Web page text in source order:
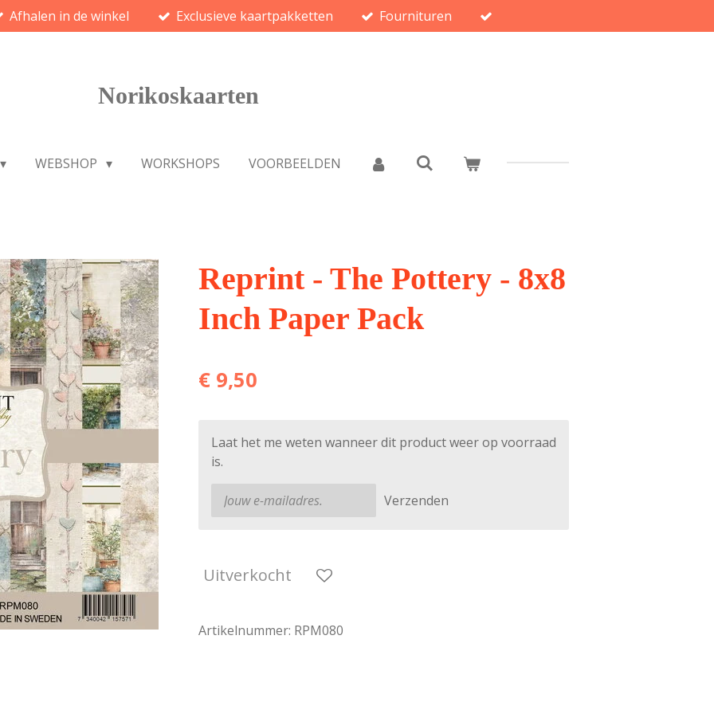
Afhalen in de winkel Exclusieve kaartpakketten Fournituren
Norikoskaarten
WEBSHOP WORKSHOPS VOORBEELDEN
Reprint - The Pottery - 8x8
Inch Paper Pack
€ 9,50
Laat het me weten wanneer dit product weer op voorraad
is.
Verzenden
Uitverkocht
Artikelnummer: RPM080